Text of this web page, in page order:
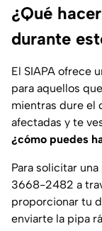
¿Qué
durante
El SIAPA ofrece
para aquellos
mientras dure el
afectadas y te
¿cómo puedes
Para solicitar
3668-2482 a
proporcionar tu
enviarte la pipa